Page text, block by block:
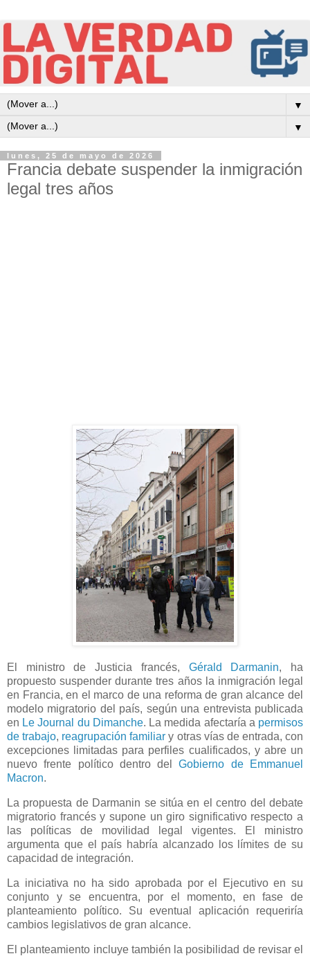
▼
▼
lunes, 25 de mayo de 2026
Francia debate suspender la inmigración
legal tres años
El ministro de Justicia francés, Gérald Darmanin, ha
propuesto suspender durante tres años la inmigración legal
en Francia, en el marco de una reforma de gran alcance del
modelo migratorio del país, según una entrevista publicada
en Le Journal du Dimanche. La medida afectaría a permisos
de trabajo, reagrupación familiar y otras vías de entrada, con
excepciones limitadas para perfiles cualificados, y abre un
nuevo frente político dentro delGobierno de Emmanuel
Macron.
La propuesta de Darmanin se sitúa en el centro del debate
migratorio francés y supone un giro significativo respecto a
las políticas de movilidad legal vigentes. El ministro
argumenta que el país habría alcanzado los límites de su
capacidad de integración.
La iniciativa no ha sido aprobada por el Ejecutivo en su
conjunto y se encuentra, por el momento, en fase de
planteamiento político. Su eventual aplicación requeriría
cambios legislativos de gran alcance.
El planteamiento incluye también la posibilidad de revisar el